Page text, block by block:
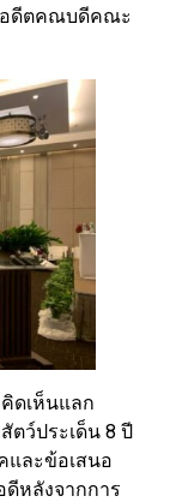
อดีตคณบดีคณะ
ดเห็นแลก
ตว์ประเด็น 8 ปี
ละข้อเสนอ
หลังจากการ